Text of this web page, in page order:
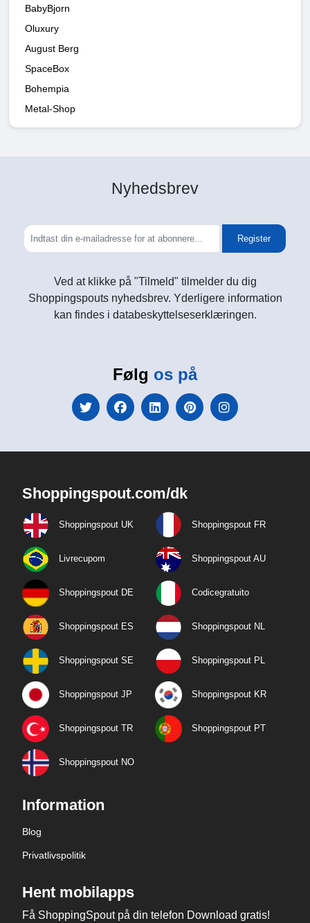
BabyBjorn
Oluxury
August Berg
SpaceBox
Bohempia
Metal-Shop
Nyhedsbrev
Register
Ved at klikke på "Tilmeld" tilmelder du dig
Shoppingspouts nyhedsbrev. Yderligere information
kan findes i databeskyttelseserklæringen.
Følg os på
Shoppingspout.com/dk
Shoppingspout UK Shoppingspout FR
Livrecupom Shoppingspout AU
Shoppingspout DE Codicegratuito
Shoppingspout ES Shoppingspout NL
Shoppingspout SE Shoppingspout PL
Shoppingspout JP Shoppingspout KR
Shoppingspout TR Shoppingspout PT
Shoppingspout NO
Information
Blog
Privatlivspolitik
Hent mobilapps
Få ShoppingSpout på din telefon Download gratis!